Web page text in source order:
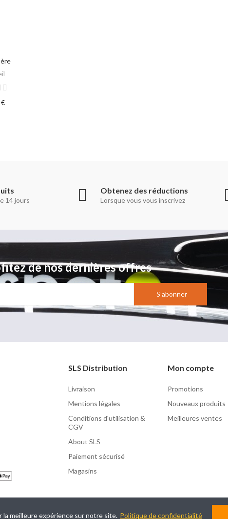
PANIER
14 jours
Obtenez des réductions
Lorsque vous vous inscrivez
de nos dernières offres
S’abonner
SLS Distribution
Livraison
Mentions légales
Conditions d'utilisation &
CGV
About SLS
Paiement sécurisé
Magasins
Mon compte
Promotions
Nouveaux produits
Meilleures ventes
meilleure expérience sur notre site. Politique de confidentialité